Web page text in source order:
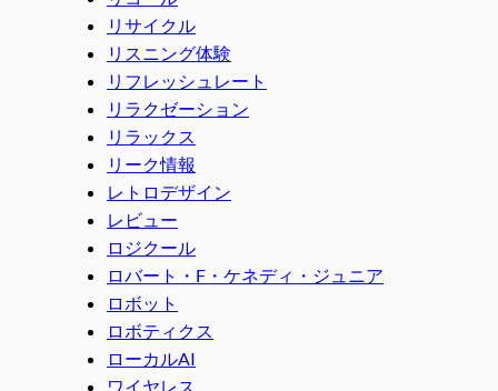
リサイクル
リスニング体験
リフレッシュレート
リラクゼーション
リラックス
リーク情報
レトロデザイン
レビュー
ロジクール
ロバート・F・ケネディ・ジュニア
ロボット
ロボティクス
ローカルAI
ワイヤレス